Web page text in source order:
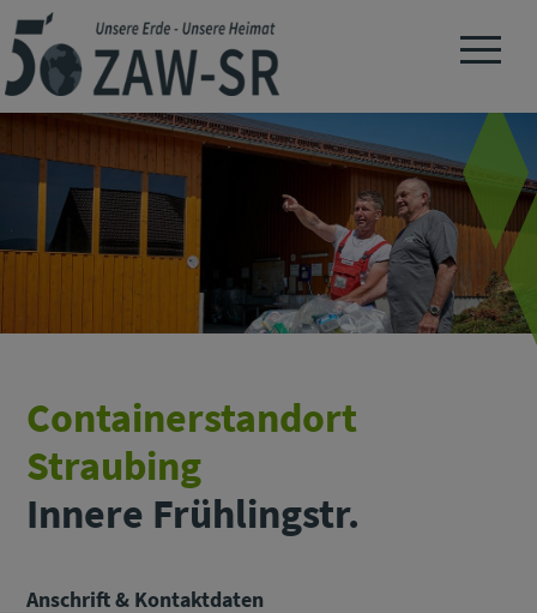
Navigation
Containerstandort
Straubing
Innere Frühlingstr.
Anschrift & Kontaktdaten